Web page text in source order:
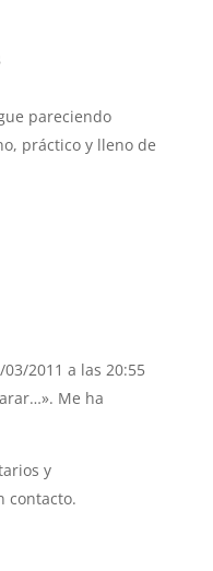
pareciendo
práctico y lleno de
03/2011 a las 20:55
Me ha
y
contacto.